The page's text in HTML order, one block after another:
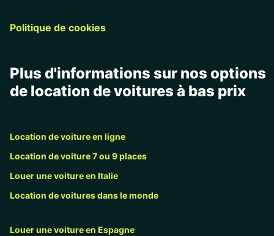
Politique de cookies
Plus d'informations sur nos options
de location de voitures à bas prix
Location de voiture en ligne
Location de voiture 7 ou 9 places
Louer une voiture en Italie
Location de voitures dans le monde
Louer une voiture en Espagne